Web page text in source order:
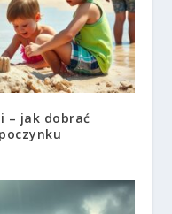
– jak dobrać